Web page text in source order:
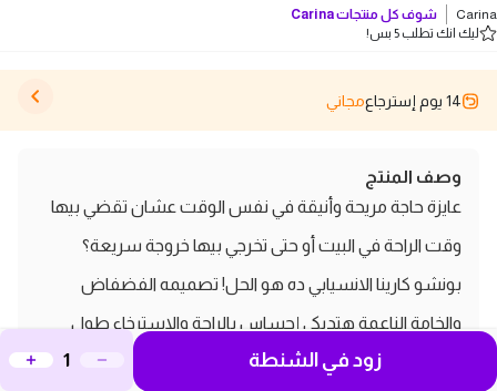
Carina شوف كل منتجاتCarina
ليك انك تطلب 5 بس!
14 يوم إسترجاع مجاني
وصف المنتج
عايزة حاجة مريحة وأنيقة في نفس الوقت عشان تقضي بيها
وقت الراحة في البيت أو حتى تخرجي بيها خروجة سريعة؟
بونشو كارينا الانسيابي ده هو الحل! تصميمه الفضفاض
والخامة الناعمة هتديكي إحساس بالراحة والاسترخاء طول
زود في الشنطة